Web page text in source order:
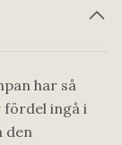
har så
fördel ingå i
den